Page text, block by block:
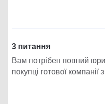
3 питання
Вам потрібен повний
покупці готової компанії